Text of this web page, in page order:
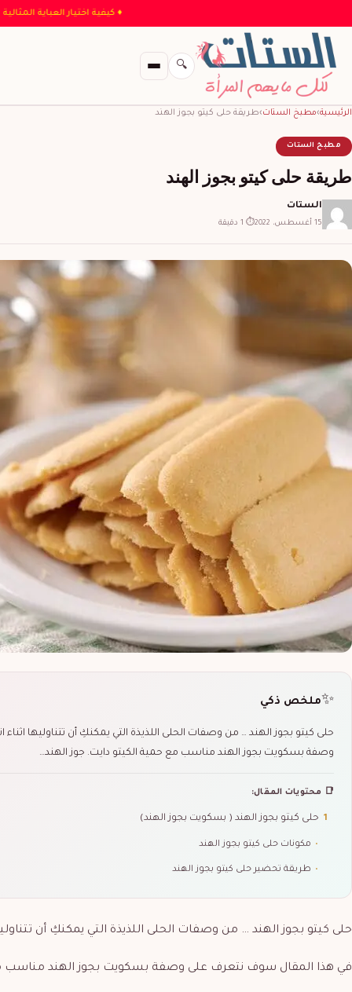
♦ كيفية اختيار
🔍
الرئيسية›مطبخ الستات›طريقة حلى كيتو بجوز الهند
مطبخ الستات
طريقة حلى كيتو بجوز الهند
الستات
15 أغسطس، 2022 ⏱ 1 دقيقة
✨ملخص ذكي
حلى كيتو بجوز الهند … من وصفات الحلى اللذيذة التي يمكنكِ أن تتناوليها
وصفة بسكويت بجوز الهند مناسب مع حمية الكيتو دايت. جوز الهند…
📑 محتويات المقال:
1 حلى كيتو بجوز الهند ( بسكويت بجوز الهند)
• مكونات حلى كيتو بجوز الهند
• طريقة تحضير حلى كيتو بجوز الهند
حلى كيتو بجوز الهند … من وصفات الحلى اللذيذة التي يمكنكِ أن
في هذا المقال سوف نتعرف على وصفة بسكويت بجوز الهند مناسب